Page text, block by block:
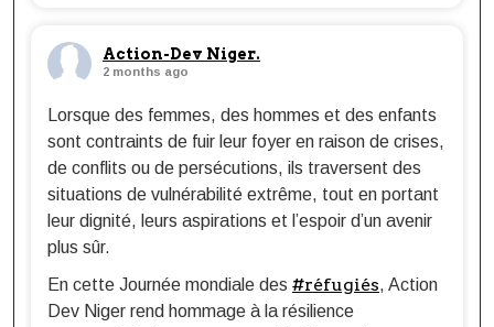
Action-Dev Niger.
2 months ago
Lorsque des femmes, des hommes et des enfants
sont contraints de fuir leur foyer en raison de crises,
de conflits ou de persécutions, ils traversent des
situations de vulnérabilité extrême, tout en portant
leur dignité, leurs aspirations et l’espoir d’un avenir
plus sûr.
En cette Journée mondiale des #réfugiés, Action
Dev Niger rend hommage à la résilience